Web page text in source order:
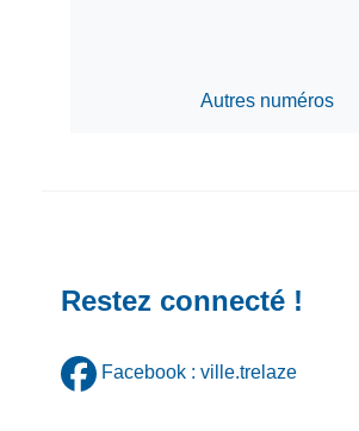
Autres numéros
Restez connecté !
Facebook : ville.trelaze